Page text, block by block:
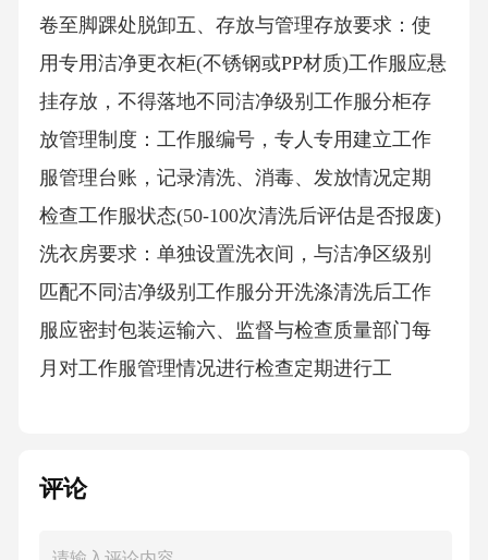
卷至脚踝处脱卸五、存放与管理存放要求‌：使
用专用洁净更衣柜(不锈钢或PP材质)工作服应悬
挂存放，不得落地不同洁净级别工作服分柜存
放管理制度‌：工作服编号，专人专用建立工作
服管理台账，记录清洗、消毒、发放情况定期
检查工作服状态(50-100次清洗后评估是否报废)
洗衣房要求‌：单独设置洗衣间，与洁净区级别
匹配不同洁净级别工作服分开洗涤清洗后工作
服应密封包装运输六、监督与检查质量部门每
月对工作服管理情况进行检查定期进行工
评论